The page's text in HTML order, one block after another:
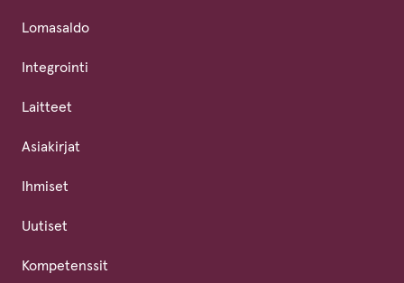
Lomasaldo
Integrointi
Laitteet
Asiakirjat
Ihmiset
Uutiset
Kompetenssit